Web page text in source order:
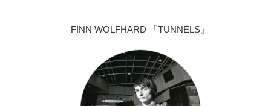
FINN WOLFHARD 「TUNNELS」